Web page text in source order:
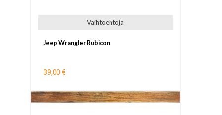
Vaihtoehtoja
Jeep Wrangler Rubicon
39,00 €